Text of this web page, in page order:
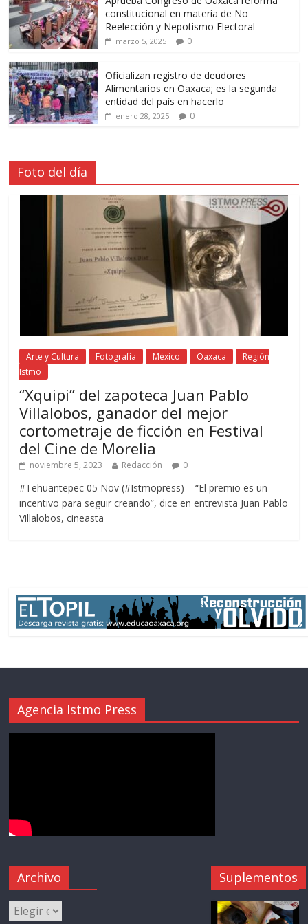
constitucional en materia de No
Reelección y Nepotismo Electoral
marzo 5, 2025 0
Oficializan registro de deudores
Alimentarios en Oaxaca; es la segunda
entidad del país en hacerlo
enero 28, 2025 0
Foto del día
Arte y Cultura Fotografía México Oaxaca
Región
Istmo
“Xquipi” del zapoteca Juan Pablo
Villalobos, ganador del mejor
cortometraje de ficción en Festival
del Cine de Morelia
noviembre 5, 2023 Redacción 0
#Tehuantepec 05 Nov (#Istmopress) – “El premio es un
incentivo para seguir creando”, dice en entrevista Juan Pablo
Villalobos, cineasta
Agencia Istmo Press
Archivo Suplementos